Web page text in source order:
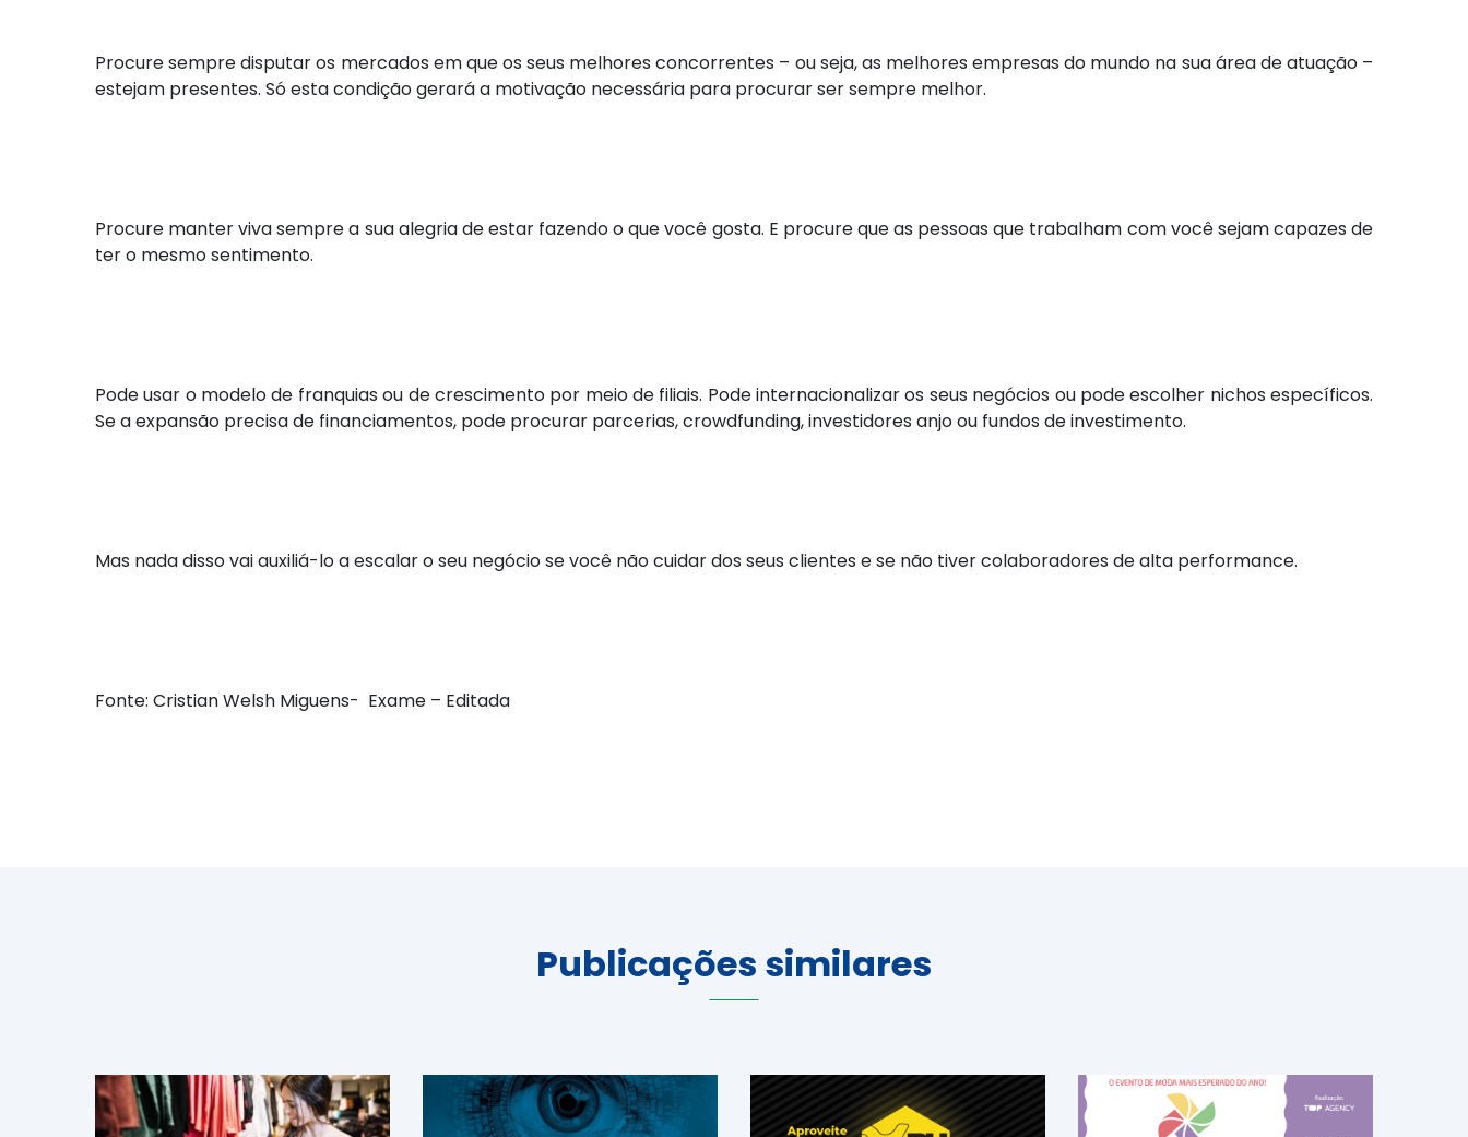
Procure sempre disputar os mercados em que os seus melhores concorrentes – ou seja, as melhores empresas do mundo na sua área de atuação –
estejam presentes. Só esta condição gerará a motivação necessária para procurar ser sempre melhor.
Procure manter viva sempre a sua alegria de estar fazendo o que você gosta. E procure que as pessoas que trabalham com você sejam capazes de
ter o mesmo sentimento.
Pode usar o modelo de franquias ou de crescimento por meio de filiais. Pode internacionalizar os seus negócios ou pode escolher nichos específicos.
Se a expansão precisa de financiamentos, pode procurar parcerias, crowdfunding, investidores anjo ou fundos de investimento.
Mas nada disso vai auxiliá-lo a escalar o seu negócio se você não cuidar dos seus clientes e se não tiver colaboradores de alta performance.
Fonte: Cristian Welsh Miguens- Exame – Editada
Publicações similares